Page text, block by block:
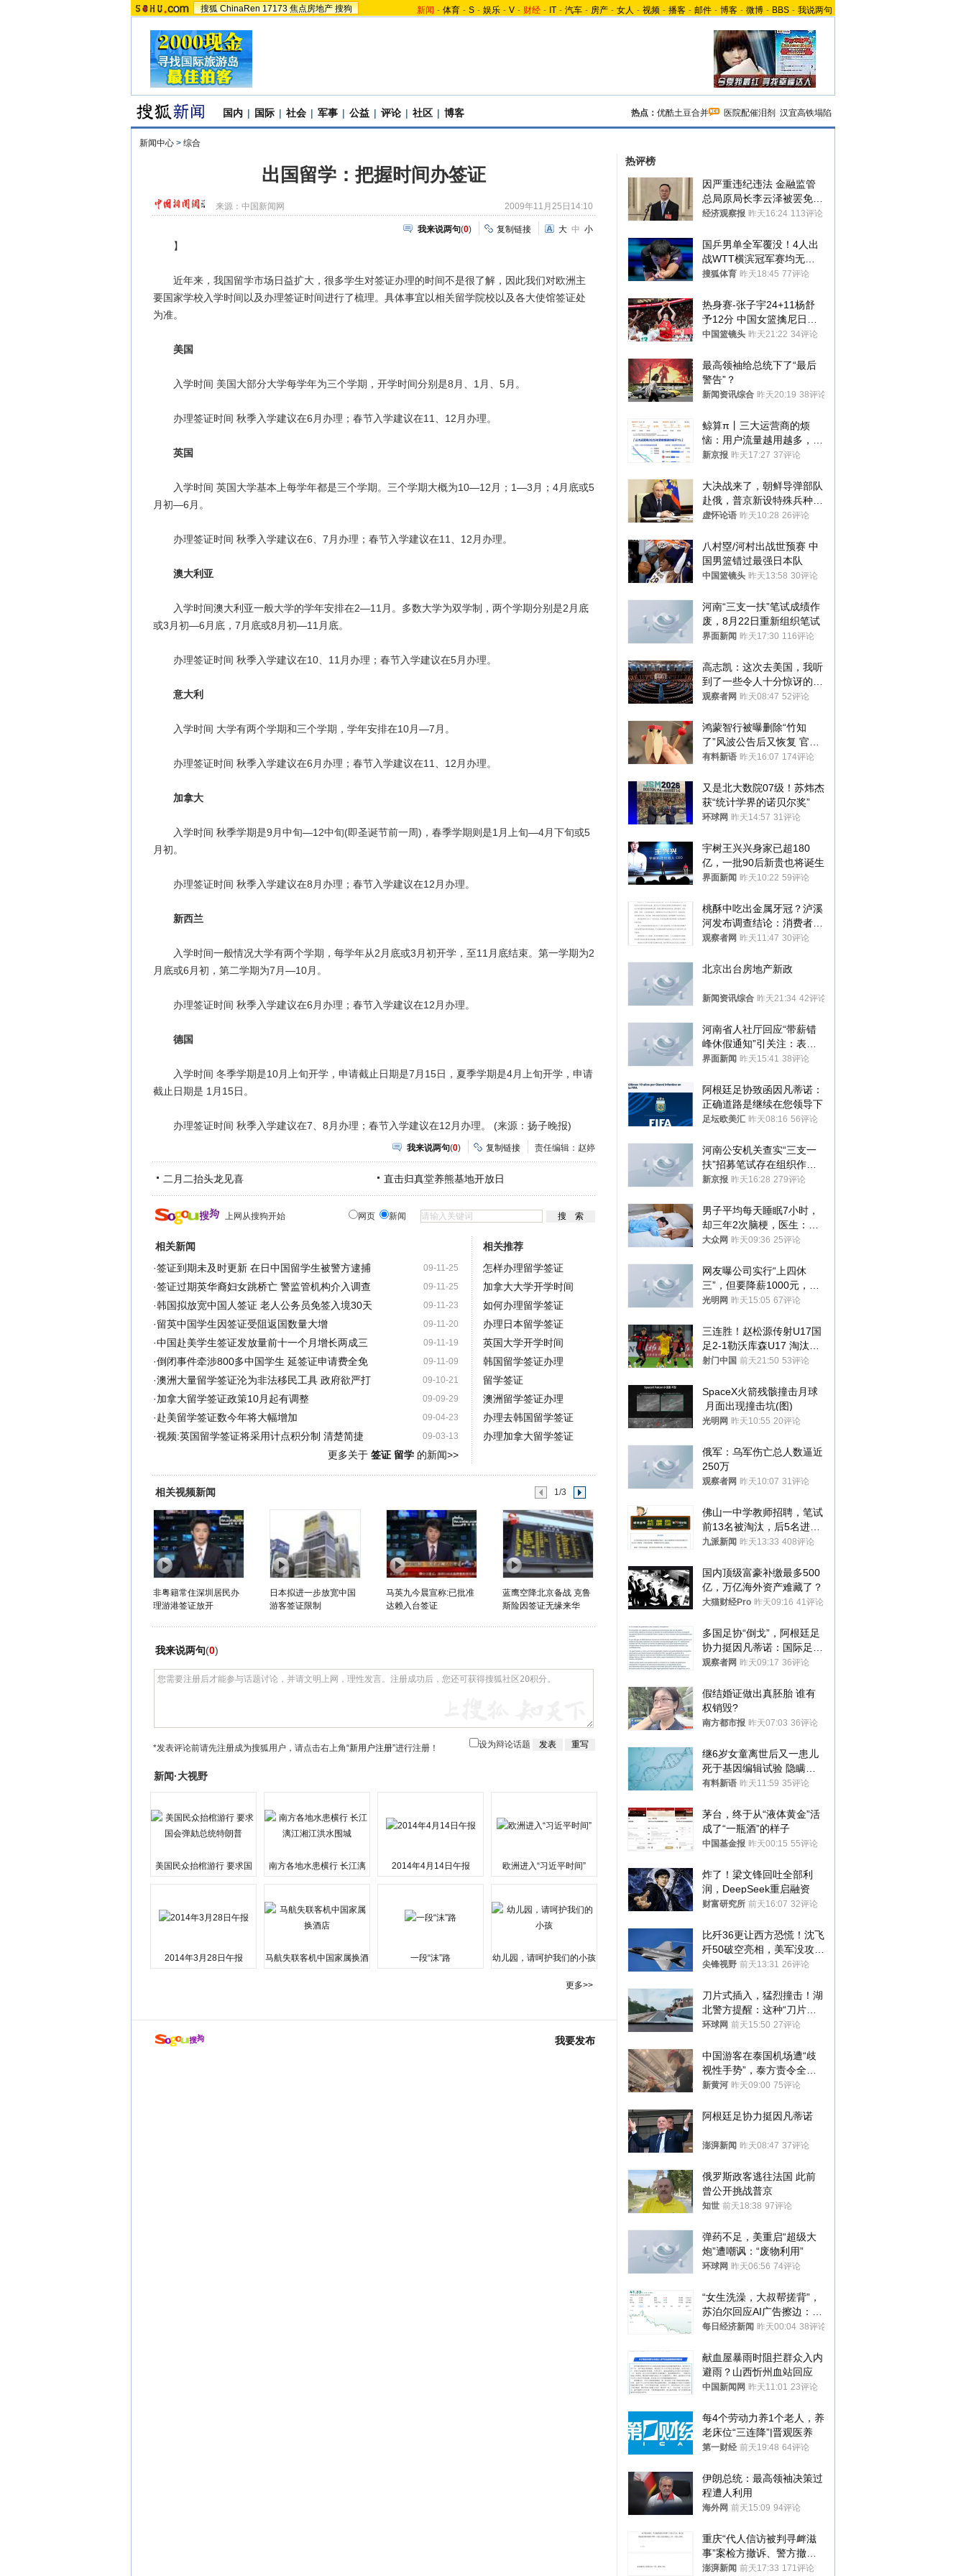
搜狐 ChinaRen 17173 焦点房地产 搜狗 新闻 - 体育 - S - 娱乐 - V - 财经 - IT - 汽车 - 房产 - 女人 - 视频 - 播客 - 邮件 - 博客 - 微博 - BBS - 我说两句
国内 | 国际 | 社会 | 军事 | 公益 | 评论 | 社区 | 博客 热点： 优酷土豆合并 医院配催泪剂 汉宜高铁塌陷
新闻中心 > 综合
出国留学：把握时间办签证
来源： 中国新闻网 2009年11月25日14:10
我来说两句(0) 复制链接 大 中 小
】
近年来，我国留学市场日益扩大，很多学生对签证办理的时间不是很了解，因此我们对欧洲主
要国家学校入学时间以及办理签证时间进行了梳理。具体事宜以相关留学院校以及各大使馆签证处
为准。
美国
入学时间 美国大部分大学每学年为三个学期，开学时间分别是8月、1月、5月。
办理签证时间 秋季入学建议在6月办理；春节入学建议在11、12月办理。
英国
入学时间 英国大学基本上每学年都是三个学期。三个学期大概为10—12月；1—3月；4月底或5
月初—6月。
办理签证时间 秋季入学建议在6、7月办理；春节入学建议在11、12月办理。
澳大利亚
入学时间澳大利亚一般大学的学年安排在2—11月。多数大学为双学制，两个学期分别是2月底
或3月初—6月底，7月底或8月初—11月底。
办理签证时间 秋季入学建议在10、11月办理；春节入学建议在5月办理。
意大利
入学时间 大学有两个学期和三个学期，学年安排在10月—7月。
办理签证时间 秋季入学建议在6月办理；春节入学建议在11、12月办理。
加拿大
入学时间 秋季学期是9月中旬—12中旬(即圣诞节前一周)，春季学期则是1月上旬—4月下旬或5
月初。
办理签证时间 秋季入学建议在8月办理；春节入学建议在12月办理。
新西兰
入学时间一般情况大学有两个学期，每学年从2月底或3月初开学，至11月底结束。第一学期为2
月底或6月初，第二学期为7月—10月。
办理签证时间 秋季入学建议在6月办理；春节入学建议在12月办理。
德国
入学时间 冬季学期是10月上旬开学，申请截止日期是7月15日，夏季学期是4月上旬开学，申请
截止日期是 1月15日。
办理签证时间 秋季入学建议在7、8月办理；春节入学建议在12月办理。 (来源：扬子晚报)
我来说两句(0) 复制链接 责任编辑：赵婷
二月二抬头龙见喜 直击归真堂养熊基地开放日
上网从搜狗开始 网页 新闻
相关新闻
09-11-25
·签证到期未及时更新 在日中国留学生被警方逮捕
09-11-25
·签证过期英华裔妇女跳桥亡 警监管机构介入调查
09-11-23
·韩国拟放宽中国人签证 老人公务员免签入境30天
09-11-20
·留英中国学生因签证受阻返国数量大增
09-11-19
·中国赴美学生签证发放量前十一个月增长两成三
09-11-09
·倒闭事件牵涉800多中国学生 延签证申请费全免
09-10-21
·澳洲大量留学签证沦为非法移民工具 政府欲严打
09-09-29
·加拿大留学签证政策10月起有调整
09-04-23
·赴美留学签证数今年将大幅增加
09-03-13
·视频:英国留学签证将采用计点积分制 清楚简捷
更多关于 签证 留学的新闻>>
相关推荐
怎样办理留学签证
加拿大大学开学时间
如何办理留学签证
办理日本留学签证
英国大学开学时间
韩国留学签证办理
留学签证
澳洲留学签证办理
办理去韩国留学签证
办理加拿大留学签证
相关视频新闻 1/3
非粤籍常住深圳居民办
理游港签证放开
日本拟进一步放宽中国
游客签证限制
马英九今晨宣称:已批准
达赖入台签证
蓝鹰空降北京备战 克鲁
斯险因签证无缘来华
我来说两句(0)
*发表评论前请先注册成为搜狐用户，请点击右上角“新用户注册”进行注册！ 设为辩论话题
新闻·大视野
美国民众抬棺游行 要求国
南方各地水患横行 长江漓
2014年4月14日午报 欧洲进入“习近平时间”
2014年3月28日午报
马航失联客机中国家属换酒
一段“沫”路 幼儿园，请呵护我们的小孩
更多>>
我要发布
热评榜
因严重违纪违法 金融监管
总局原局长李云泽被罢免全
国人大代表
经济观察报 昨天16:24 113评论
国乒男单全军覆没！4人出
战WTT横滨冠军赛均无缘
八强
搜狐体育 昨天18:45 77评论
热身赛-张子宇24+11杨舒
予12分 中国女篮擒尼日利
亚
中国篮镜头 昨天21:22 34评论
最高领袖给总统下了“最后
警告”？
新闻资讯综合 昨天20:19 38评论
鲸算π丨三大运营商的烦
恼：用户流量越用越多，收
入却越来越少
新京报 昨天17:27 37评论
大决战来了，朝鲜导弹部队
赴俄，普京新设特殊兵种，
76岁老将扛旗
虚怀论语 昨天10:28 26评论
八村塁/河村出战世预赛 中
国男篮错过最强日本队
中国篮镜头 昨天13:58 30评论
河南“三支一扶”笔试成绩作
废，8月22日重新组织笔试
界面新闻 昨天17:30 116评论
高志凯：这次去美国，我听
到了一些令人十分惊讶的消
息
观察者网 昨天08:47 52评论
鸿蒙智行被曝删除“竹知
了”风波公告后又恢复 官媒
曾力挺：劝华为要大度的，
有料新语 昨天16:07 174评论
又是北大数院07级！苏炜杰
获“统计学界的诺贝尔奖”
环球网 昨天14:57 31评论
宇树王兴兴身家已超180
亿，一批90后新贵也将诞生
界面新闻 昨天10:22 59评论
桃酥中吃出金属牙冠？泸溪
河发布调查结论：消费者已
澄清，所发视频情况不属实
观察者网 昨天11:47 30评论
北京出台房地产新政
新闻资讯综合 昨天21:34 42评论
河南省人社厅回应“带薪错
峰休假通知”引关注：表述
不够准确，待修改后印发
界面新闻 昨天15:41 38评论
阿根廷足协致函因凡蒂诺：
正确道路是继续在您领导下
足坛欧美汇 昨天08:16 56评论
河南公安机关查实“三支一
扶”招募笔试存在组织作弊
犯罪行为
新京报 昨天16:28 279评论
男子平均每天睡眠7小时，
却三年2次脑梗，医生：这
样睡觉更伤身
大众网 昨天09:36 25评论
网友曝公司实行“上四休
三”，但要降薪1000元，不
接受只能辞职
光明网 昨天15:05 67评论
三连胜！赵松源传射U17国
足2-1勒沃库森U17 淘汰赛
将战河床
射门中国 前天21:50 53评论
SpaceX火箭残骸撞击月球
月面出现撞击坑(图)
光明网 昨天10:55 20评论
俄军：乌军伤亡总人数逼近
250万
观察者网 昨天10:07 31评论
佛山一中学教师招聘，笔试
前13名被淘汰，后5名进体
检，被疑萝卜岗，官方通
九派新闻 昨天13:33 408评论
国内顶级富豪补缴最多500
亿，万亿海外资产难藏了？
大猫财经Pro 昨天09:16 41评论
多国足协“倒戈”，阿根廷足
协力挺因凡蒂诺：国际足联
今后应继续在其领导下前行
观察者网 昨天09:17 36评论
假结婚证做出真胚胎 谁有
权销毁?
南方都市报 昨天07:03 36评论
继6岁女童离世后又一患儿
死于基因编辑试验 隐瞒一
年才对外披露
有料新语 昨天11:59 35评论
茅台，终于从“液体黄金”活
成了“一瓶酒”的样子
中国基金报 昨天00:15 55评论
炸了！梁文锋回吐全部利
润，DeepSeek重启融资
财富研究所 前天16:07 32评论
比歼36更让西方恐慌！沈飞
歼50破空亮相，美军没攻克
的技术被拿下
尖锋视野 前天13:31 26评论
刀片式插入，猛烈撞击！湖
北警方提醒：这种“刀片超
车”，太危险了
环球网 前天15:50 27评论
中国游客在泰国机场遭“歧
视性手势”，泰方责令全面
调查，对责任人采取最严厉
新黄河 昨天09:00 75评论
阿根廷足协力挺因凡蒂诺
澎湃新闻 昨天08:47 37评论
俄罗斯政客逃往法国 此前
曾公开挑战普京
知世 前天18:38 97评论
弹药不足，美重启“超级大
炮”遭嘲讽：“废物利用”
环球网 昨天06:56 74评论
“女生洗澡，大叔帮搓背”，
苏泊尔回应AI广告擦边：视
频全下架，已强化内容管理
每日经济新闻 昨天00:04 38评论
献血屋暴雨时阻拦群众入内
避雨？山西忻州血站回应
中国新闻网 昨天11:01 23评论
每4个劳动力养1个老人，养
老床位“三连降”|晋观医养
第一财经 前天19:48 64评论
伊朗总统：最高领袖决策过
程遭人利用
海外网 前天15:09 94评论
重庆“代人信访被判寻衅滋
事”案检方撤诉、警方撤
案，两被告人获国赔
澎湃新闻 前天17:33 171评论